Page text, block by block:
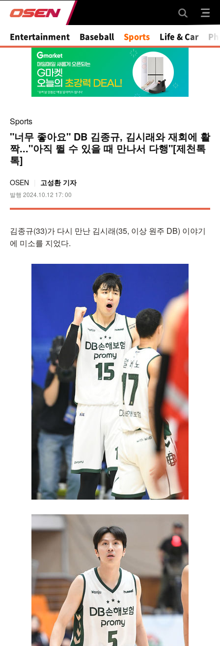
Mute
Entertainment Baseball Sports Life & Car
Sports
"너무 좋아요" DB 김종규, 김시래와 재회에 활
짝..."아직 뛸 수 있을 때 만나서 다행"[제천톡
톡]
OSEN 고성환 기자
발행 2024.10.12 17: 00
김종규(33)가 다시 만난 김시래(35, 이상 원주 DB) 이야기
에 미소를 지었다.